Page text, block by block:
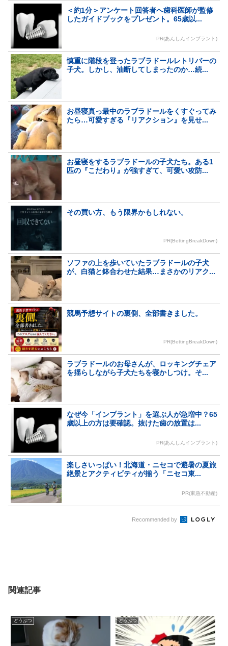
＜約1分＞アンケート回答者へ歯科医師が監修
したガイドブックをプレゼント。65歳以...
PR(あんしんインプラント)
慎重に階段を登ったラブラドールレトリバーの
子犬。しかし、油断してしまったのか…続...
お昼寝真っ最中のラブラドールをくすぐってみ
たら…可愛すぎる『リアクション』を見せ...
お昼寝をするラブラドールの子犬たち。ある1
匹の『こだわり』が強すぎて、可愛い攻防...
その買い方、もう限界かもしれない。
PR(BettingBreakDown)
ソファの上を歩いていたラブラドールの子犬
が、白猫と鉢合わせた結果…まさかのリアク...
競馬予想サイトの裏側、全部書きました。
PR(BettingBreakDown)
ラブラドールのお母さんが、ロッキングチェア
を揺らしながら子犬たちを寝かしつけ。そ...
なぜ今「インプラント」を選ぶ人が急増中？65
歳以上の方は要確認。抜けた歯の放置は...
PR(あんしんインプラント)
楽しさいっぱい！北海道・ニセコで避暑の夏旅
絶景とアクティビティが揃う「ニセコ東...
PR(東急不動産)
Recommended by
関連記事
どうぶつ どうぶつ